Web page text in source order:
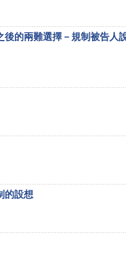
後的兩難選擇－規制被告人
的設想